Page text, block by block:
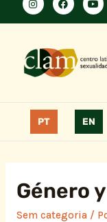
PT EN
Género
Sem categoria/